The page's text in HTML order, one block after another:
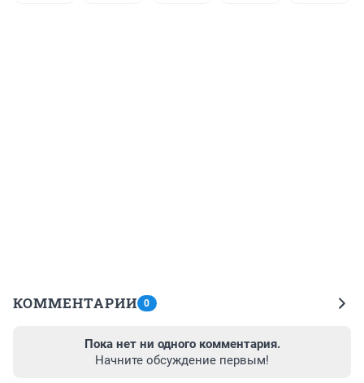
КОММЕНТАРИИ 0
Пока нет ни одного комментария.
Начните обсуждение первым!